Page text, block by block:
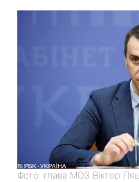
Фото: глава МОЗ Віктор